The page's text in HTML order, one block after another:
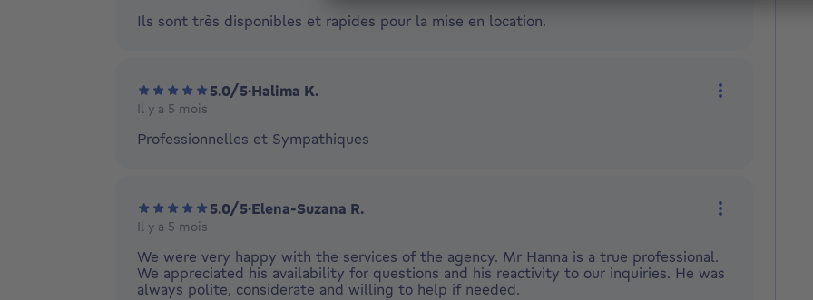
Ils sont très disponibles et rapides pour la mise en location.
5.0/5·Halima K.
Il y a 5 mois
Professionnelles et Sympathiques
5.0/5·Elena-Suzana R.
Il y a 5 mois
We were very happy with the services of the agency. Mr Hanna is a true professional.
We appreciated his availability for questions and his reactivity to our inquiries. He was
always polite, considerate and willing to help if needed.